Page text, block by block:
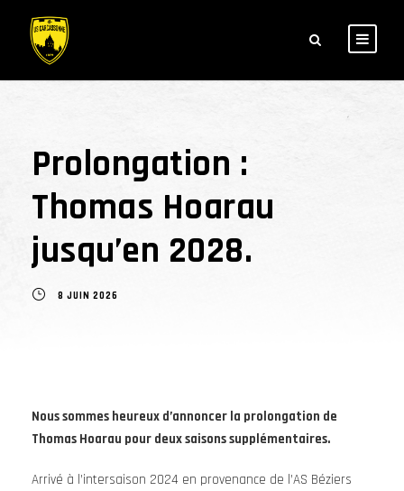
Prolongation :
Thomas Hoarau
jusqu’en 2028.
8 JUIN 2026
Nous sommes heureux d’annoncer la prolongation de
Thomas Hoarau pour deux saisons supplémentaires.
Arrivé à l’intersaison 2024 en provenance de l’AS Béziers